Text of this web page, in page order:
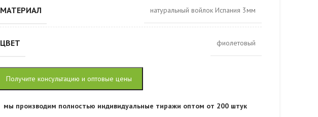
МАТЕРИАЛ натуральный войлок Испания 3мм
ЦВЕТ фиолетовый
Получите консультацию и оптовые цены
мы производим полностью индивидуальные тиражи оптом от 200 штук